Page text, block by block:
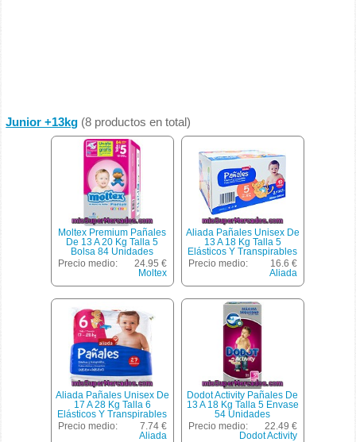
Junior +13kg (8 productos en total)
Moltex Premium Pañales
De 13 A 20 Kg Talla 5
Bolsa 84 Unidades
Precio medio:
24.95 €
Moltex
Aliada Pañales Unisex De
13 A 18 Kg Talla 5
Elásticos Y Transpirables
Pack 3 X 30 Unidades
Caja 90 Unidades
Precio medio:
16.6 €
Aliada
Aliada Pañales Unisex De
17 A 28 Kg Talla 6
Elásticos Y Transpirables
Bolsa 27 Unidades
Precio medio:
7.74 €
Aliada
Dodot Activity Pañales De
13 A 18 Kg Talla 5 Envase
54 Unidades
Precio medio:
22.49 €
Dodot Activity